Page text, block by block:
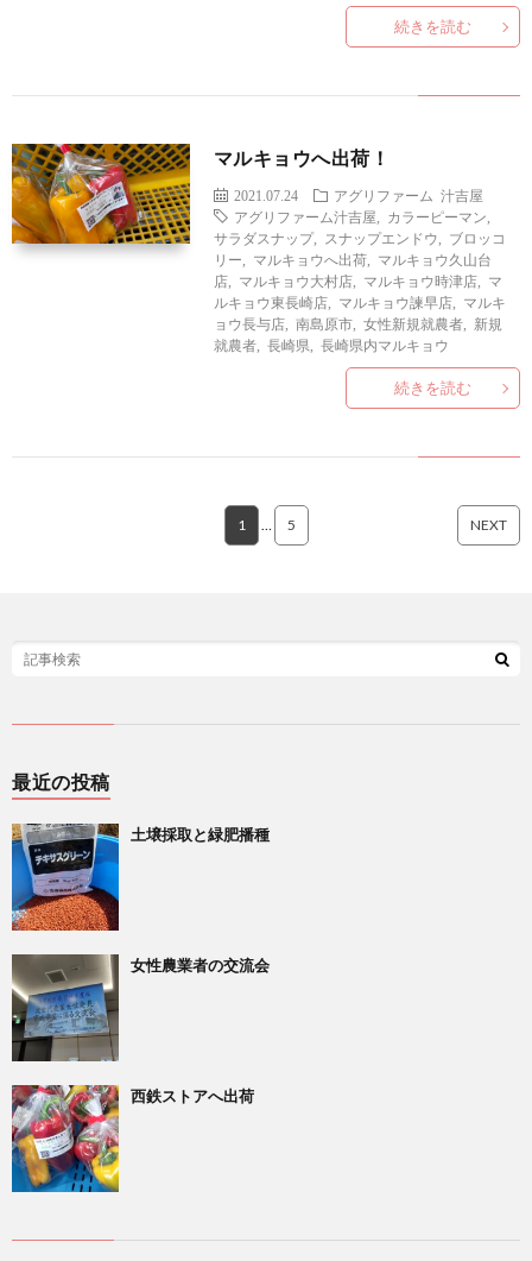
続きを読む
マルキョウへ出荷！
2021.07.24 アグリファーム
汁吉屋
アグリファーム汁吉屋
カラーピーマン
サラダスナップ, スナップエンドウ
ブロッコ
リー
マルキョウへ出荷, マルキョウ久山台
店, マルキョウ大村店, マルキョウ時津店, マ
ルキョウ東長崎店, マルキョウ諫早店, マルキ
ョウ長与店, 南島原市, 女性新規就農者, 新規
就農者, 長崎県 長崎県内マルキョウ
続きを読む
1 … 5 NEXT
最近の投稿
土壌採取と緑肥播種
女性農業者の交流会
西鉄ストアへ出荷